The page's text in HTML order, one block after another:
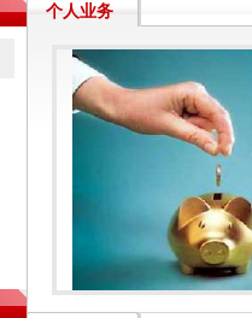
个人业务